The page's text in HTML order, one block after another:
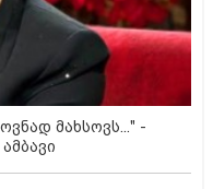
მახსოვს..." -